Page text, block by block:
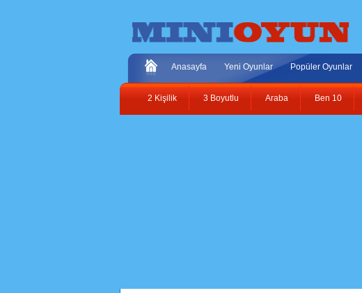
Anasayfa Yeni Oyunlar Popüler Oyunlar
2 Kişilik 3 Boyutlu Araba Ben 10